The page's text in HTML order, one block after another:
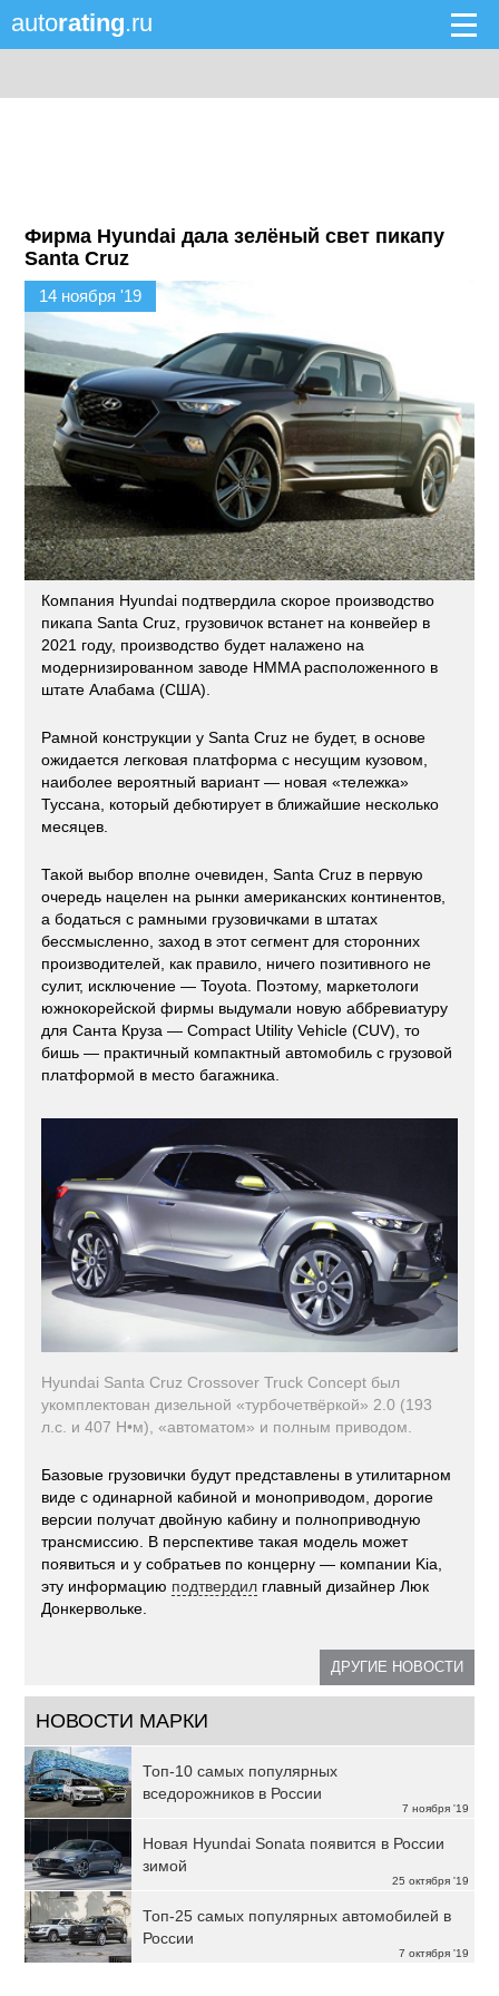
autorating.ru
Фирма Hyundai дала зелёный свет пикапу
Santa Cruz
14 ноября '19
Компания Hyundai подтвердила скорое производство
пикапа Santa Cruz, грузовичок встанет на конвейер в
2021 году, производство будет налажено на
модернизированном заводе HMMA расположенного в
штате Алабама (США).
Рамной конструкции у Santa Cruz не будет, в основе
ожидается легковая платформа с несущим кузовом,
наиболее вероятный вариант — новая «тележка»
Туссана, который дебютирует в ближайшие несколько
месяцев.
Такой выбор вполне очевиден, Santa Cruz в первую
очередь нацелен на рынки американских континентов,
а бодаться с рамными грузовичками в штатах
бессмысленно, заход в этот сегмент для сторонних
производителей, как правило, ничего позитивного не
сулит, исключение — Toyota. Поэтому, маркетологи
южнокорейской фирмы выдумали новую аббревиатуру
для Санта Круза — Сompact Utility Vehicle (CUV), то
бишь — практичный компактный автомобиль с грузовой
платформой в место багажника.
Hyundai Santa Cruz Crossover Truck Concept был
укомплектован дизельной «турбочетвёркой» 2.0 (193
л.с. и 407 Н•м), «автоматом» и полным приводом.
Базовые грузовички будут представлены в утилитарном
виде с одинарной кабиной и моноприводом, дорогие
версии получат двойную кабину и полноприводную
трансмиссию. В перспективе такая модель может
появиться и у собратьев по концерну — компании Kia,
эту информацию подтвердил главный дизайнер Люк
Донкервольке.
ДРУГИЕ НОВОСТИ
НОВОСТИ МАРКИ
7 ноября '19
Топ-10 самых популярных
вседорожников в России
25 октября '19
Новая Hyundai Sonata появится в России
зимой
7 октября '19
Топ-25 самых популярных автомобилей в
России